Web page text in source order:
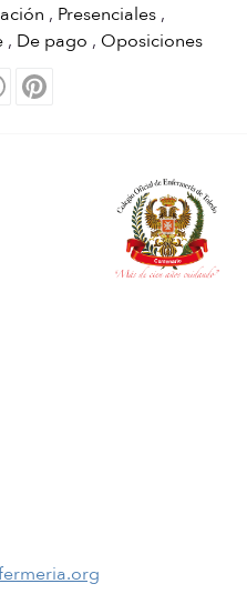
, Presenciales ,
, De pago , Oposiciones